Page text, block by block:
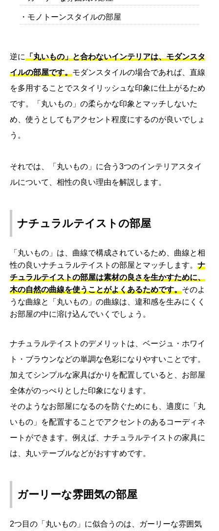
・モノトーンスタイルの部屋
逆に「丸いもの」と合わないインテリアは、モダンスタ
イルの部屋です。モダンスタイルの場合であれば、直線
を多用することでスタイリッシュな印象に仕上がるため
です。「丸いもの」の柔らかな印象とマッチしないた
め、使うとしてもアクセント程度にするのが良いでしょ
う。
それでは、「丸いもの」に合う3つのインテリアスタイ
ルについて、相性の良い理由を解説します。
ナチュラルテイストの部屋
「丸いもの」は、曲線で構成されているため、曲線と相
性の良いナチュラルテイストの部屋とマッチします。 ナ
チュラルテイストの部屋は素材の良さを生かすために、
木の自然の曲線を使うことがよくあるためです。そのよ
うな曲線と「丸いもの」の曲線は、違和感を生みにくく
お部屋の中に溶け込んでいくでしょう。
ナチュラルテイストのデメリットは、ベージュ・ホワイ
ト・ブラウンなどの単調な色彩になりやすいことです。
加えてシンプルな家具ばかりを配置していると、お部屋
全体がのっぺりとした印象になります。
そのようなお部屋になるのを防ぐためにも、適度に「丸
いもの」を配置することでアクセントのあるコーディネ
ートができます。例えば、ナチュラルテイストの家具に
は、丸いテーブルなどがおすすめです。
ガーリーな雰囲気の部屋
2つ目の「丸いもの」に似合うのは、ガーリーな雰囲気